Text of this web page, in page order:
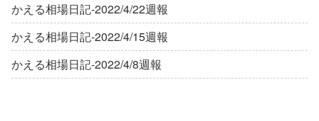
かえる相場日記-2022/4/22週報
かえる相場日記-2022/4/15週報
かえる相場日記-2022/4/8週報